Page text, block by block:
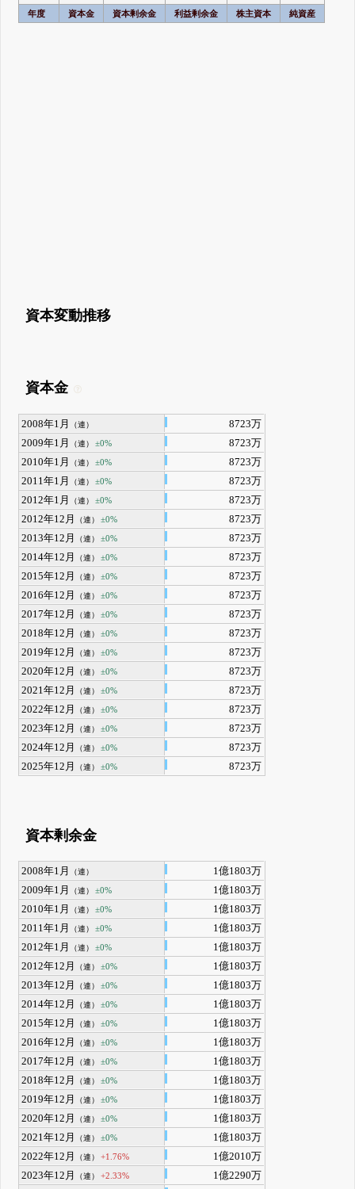
年度 資本金 資本剰余金 利益剰余金 株主資本 純資産
資本変動推移
資本金
2008年1月 （連）
8723万
2009年1月
（連） ±0%
8723万
2010年1月
（連） ±0%
8723万
2011年1月
（連） ±0%
8723万
2012年1月
（連） ±0%
8723万
2012年12月
（連） ±0%
8723万
2013年12月
（連） ±0%
8723万
2014年12月
（連） ±0%
8723万
2015年12月
（連） ±0%
8723万
2016年12月
（連） ±0%
8723万
2017年12月
（連） ±0%
8723万
2018年12月
（連） ±0%
8723万
2019年12月
（連） ±0%
8723万
2020年12月
（連） ±0%
8723万
2021年12月
（連） ±0%
8723万
2022年12月
（連） ±0%
8723万
2023年12月
（連） ±0%
8723万
2024年12月
（連） ±0%
8723万
2025年12月
（連） ±0% 8723万
資本剰余金
2008年1月 （連）
1億1803万
2009年1月
（連） ±0%
1億1803万
2010年1月
（連） ±0%
1億1803万
2011年1月
（連） ±0%
1億1803万
2012年1月
（連） ±0%
1億1803万
2012年12月
（連） ±0%
1億1803万
2013年12月
（連） ±0%
1億1803万
2014年12月
（連） ±0%
1億1803万
2015年12月
（連） ±0%
1億1803万
2016年12月
（連） ±0%
1億1803万
2017年12月
（連） ±0%
1億1803万
2018年12月
（連） ±0%
1億1803万
2019年12月
（連） ±0%
1億1803万
2020年12月
（連） ±0%
1億1803万
2021年12月
（連） ±0%
1億1803万
2022年12月
（連） +1.76%
1億2010万
2023年12月
（連） +2.33% 1億2290万